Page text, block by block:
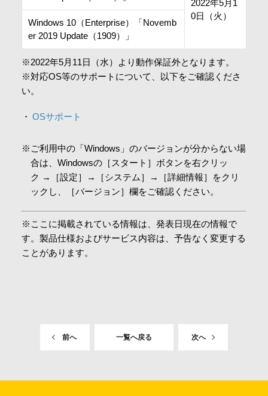
資料請求
サイト内検索
2022年5月1
0日（火）
Windows 10（Enterprise）「Novemb
er 2019 Update（1909）」
※2022年5月11日（水）より動作保証外となります。
※対応OS等のサポートについて、以下をご確認くださ
い。
OSサポート
※ご利用中の「Windows」のバージョンが分からない場
合は、Windowsの［スタート］ボタンを右クリッ
ク →［設定］→［システム］→［詳細情報］をクリ
ックし、［バージョン］欄をご確認ください。
※ここに掲載されている情報は、発表日現在の情報で
す。製品仕様およびサービス内容は、予告なく変更する
ことがあります。
前へ 一覧へ戻る 次へ